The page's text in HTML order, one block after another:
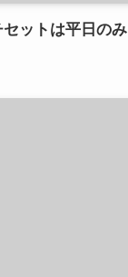
ットは平日のみ